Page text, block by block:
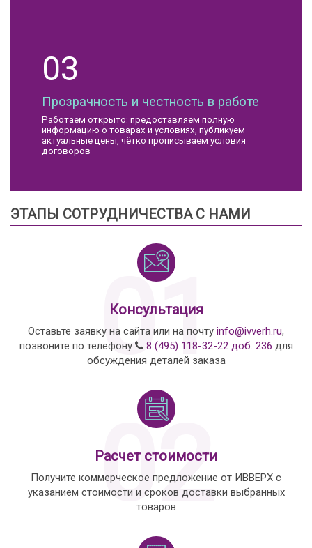
03
Прозрачность и честность в работе
Работаем открыто: предоставляем полную
информацию о товарах и условиях, публикуем
актуальные цены, чётко прописываем условия
договоров
ЭТАПЫ СОТРУДНИЧЕСТВА С НАМИ
01
Консультация
Оставьте заявку на сайта или на почту info@ivverh.ru,
позвоните по телефону
8 (495) 118-32-22 доб. 236 для
обсуждения деталей заказа
02
Расчет стоимости
Получите коммерческое предложение от ИВВЕРХ с
указанием стоимости и сроков доставки выбранных
товаров